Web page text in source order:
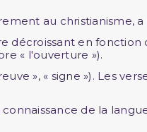
au christianisme,
décroissant en
« l'ouverture »).
», « signe »). Les
de la